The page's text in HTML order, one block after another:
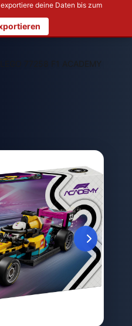
deine Daten bis zum
LEGO 77258 F1 ACADEMY LEGO